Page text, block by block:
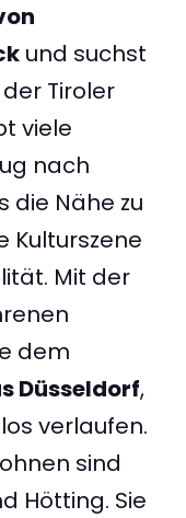
und suchst
Tiroler
viele
nach
die Nähe zu
Kulturszene
Mit der
dem
Düsseldorf,
verlaufen.
sind
Hötting. Sie